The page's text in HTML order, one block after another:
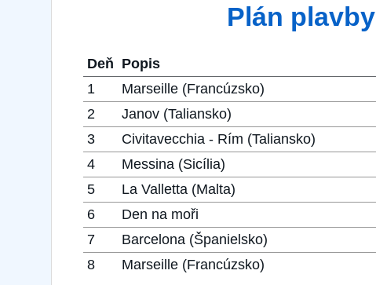
Plán plavby
Deň Popis
1
Marseille (Francúzsko)
2
Janov (Taliansko)
3
Civitavecchia - Rím (Taliansko)
4
Messina (Sicília)
5
La Valletta (Malta)
6
Den na moři
7
Barcelona ​​(Španielsko)
8
Marseille (Francúzsko)